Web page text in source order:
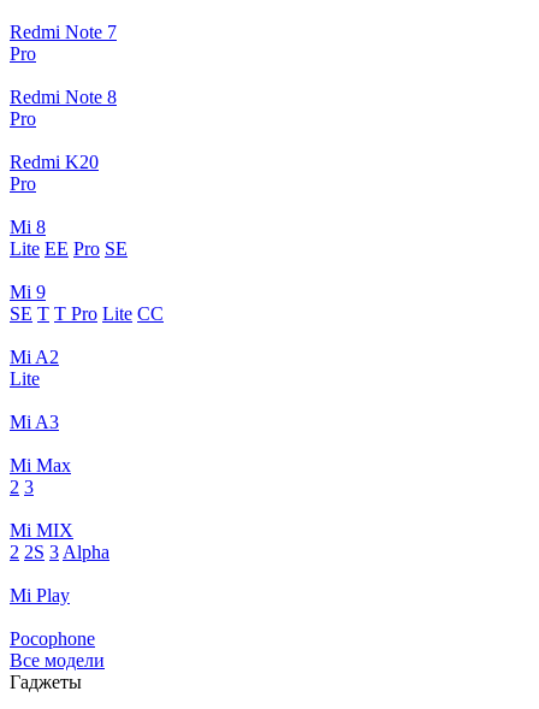
Redmi Note 7
Pro
Redmi Note 8
Pro
Redmi K20
Pro
Mi 8
Lite EE Pro SE
Mi 9
SE T T Pro Lite CC
Mi A2
Lite
Mi A3
Mi Max
2 3
Mi MIX
2 2S 3 Alpha
Mi Play
Pocophone
Все модели
Гаджеты